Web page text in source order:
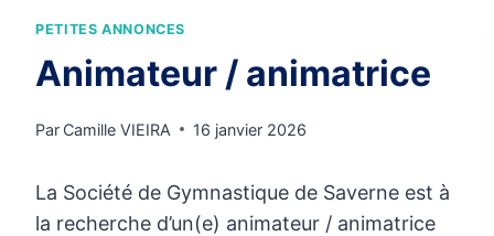
PETITES ANNONCES
Animateur / animatrice
Par Camille VIEIRA 16 janvier 2026
La Société de Gymnastique de Saverne est à
la recherche d’un(e) animateur / animatrice